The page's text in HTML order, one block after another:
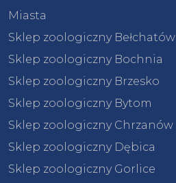
Miasta
Sklep zoologiczny Bełchatów
Sklep zoologiczny Bochnia
Sklep zoologiczny Brzesko
Sklep zoologiczny Bytom
Sklep zoologiczny Chrzanów
Sklep zoologiczny Dębica
Sklep zoologiczny Gorlice